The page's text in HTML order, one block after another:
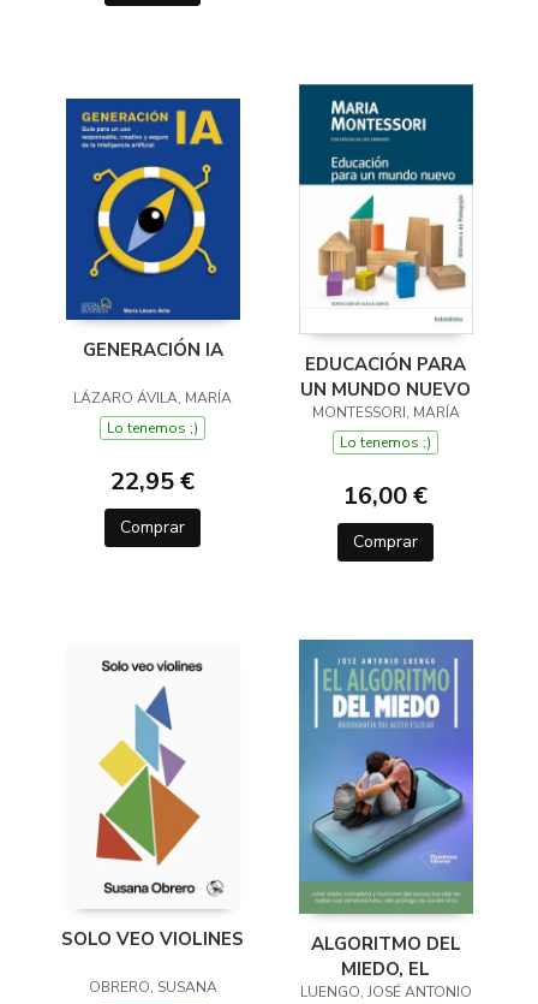
GENERACIÓN IA
LÁZARO ÁVILA, MARÍA
Lo tenemos ;)
22,95 €
Comprar
EDUCACIÓN PARA
UN MUNDO NUEVO
MONTESSORI, MARÍA
Lo tenemos ;)
16,00 €
Comprar
SOLO VEO VIOLINES
OBRERO, SUSANA
ALGORITMO DEL
MIEDO, EL
LUENGO, JOSÉ ANTONIO